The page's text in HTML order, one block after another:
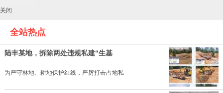
关闭
全站热点
陆丰某地，拆除两处违规私建“生基
为严守林地、耕地保护红线，严厉打击占地私